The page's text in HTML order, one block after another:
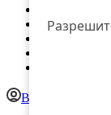
Контакты
Вход для
Войти